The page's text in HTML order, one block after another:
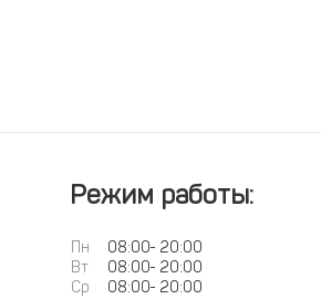
Режим работы:
Пн 08:00- 20:00
Вт
08:00- 20:00
Ср
08:00- 20:00